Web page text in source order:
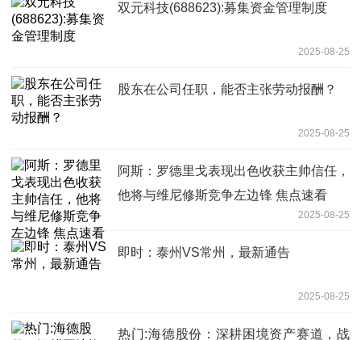
双元科技(688623):募集资金管理制度
2025-08-25
股东在公司任职，能否主张劳动报酬？
2025-08-25
阿斯：罗德里戈表现出色收获主帅信任，
他将与维尼修斯竞争左边锋 焦点速看
2025-08-25
即时：泰州VS常州，最新通告
2025-08-25
热门:海德股份：深耕困境资产赛道，战